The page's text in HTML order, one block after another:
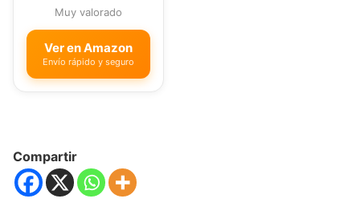
Muy valorado
Ver en Amazon
Envío rápido y seguro
Compartir